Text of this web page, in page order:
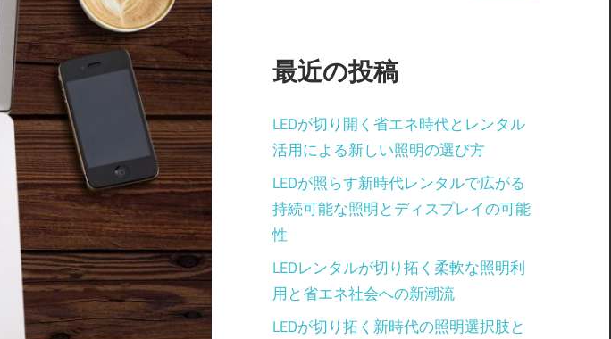
最近の投稿
LEDが切り開く省エネ時代とレンタル
活用による新しい照明の選び方
LEDが照らす新時代レンタルで広がる
持続可能な照明とディスプレイの可能
性
LEDレンタルが切り拓く柔軟な照明利
用と省エネ社会への新潮流
LEDが切り拓く新時代の照明選択肢と